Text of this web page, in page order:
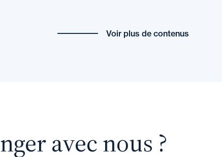
Voir plus de contenus
avec nous ?